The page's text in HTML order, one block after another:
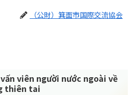
（公財）箕面市国際交流協会
viên người nước ngoài về
thiên tai